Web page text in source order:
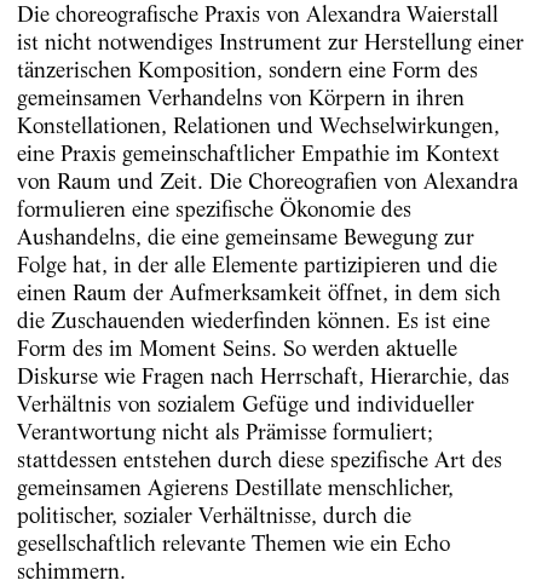
Die choreografische Praxis von Alexandra Waierstall
ist nicht notwendiges Instrument zur Herstellung einer
tänzerischen Komposition, sondern eine Form des
gemeinsamen Verhandelns von Körpern in ihren
Konstellationen, Relationen und Wechselwirkungen,
eine Praxis gemeinschaftlicher Empathie im Kontext
von Raum und Zeit. Die Choreografien von Alexandra
formulieren eine spezifische Ökonomie des
Aushandelns, die eine gemeinsame Bewegung zur
Folge hat, in der alle Elemente partizipieren und die
einen Raum der Aufmerksamkeit öffnet, in dem sich
die Zuschauenden wiederfinden können. Es ist eine
Form des im Moment Seins. So werden aktuelle
Diskurse wie Fragen nach Herrschaft, Hierarchie, das
Verhältnis von sozialem Gefüge und individueller
Verantwortung nicht als Prämisse formuliert;
stattdessen entstehen durch diese spezifische Art des
gemeinsamen Agierens Destillate menschlicher,
politischer, sozialer Verhältnisse, durch die
gesellschaftlich relevante Themen wie ein Echo
schimmern.